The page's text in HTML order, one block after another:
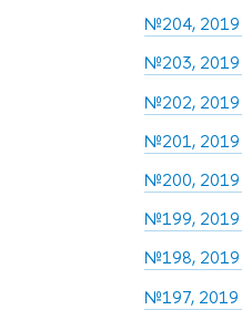
№204, 2019
№203, 2019
№202, 2019
№201, 2019
№200, 2019
№199, 2019
№198, 2019
№197, 2019